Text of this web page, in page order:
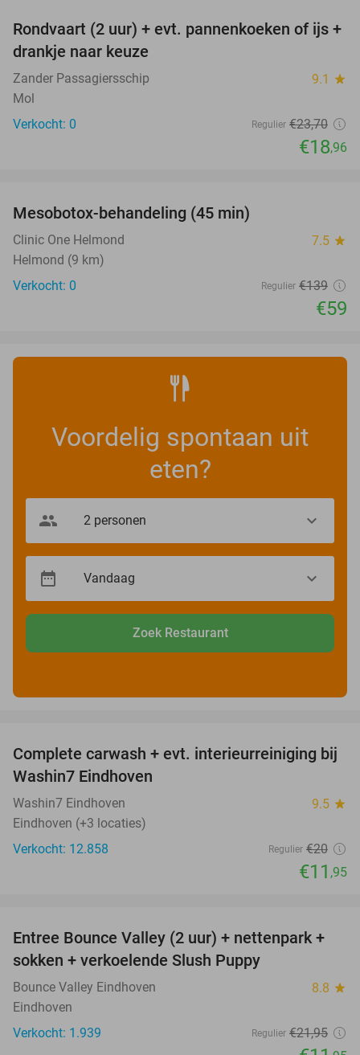
20%
TODAY
Rondvaart (2 uur) + evt. pannenkoeken of ijs +
drankje naar keuze
Zander Passagiersschip 9.1 star
Mol
Verkocht: 0
Regulier €23,70
€18,96
TODAY
Mesobotox-behandeling (45 min)
Clinic One Helmond 7.5 star
Helmond (9 km)
Verkocht: 0
Regulier €139
€59
Voordelig spontaan uit
eten?
Zoek Restaurant
40%
Complete carwash + evt. interieurreiniging bij
Washin7 Eindhoven
Washin7 Eindhoven 9.5 star
Eindhoven (+3 locaties)
Verkocht: 12.858
Regulier €20
€11 ,95
46%
Entree Bounce Valley (2 uur) + nettenpark +
sokken + verkoelende Slush Puppy
Bounce Valley Eindhoven 8.8 star
Eindhoven
Verkocht: 1.939
Regulier €21,95